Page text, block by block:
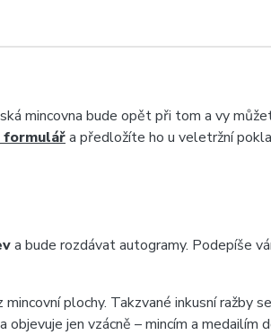
mincovna bude opět při tom a vy
a předložíte ho u veletržní
a bude rozdávat autogramy. Podepíše
plochy. Takzvané inkusní ražby
jen vzácně – mincím a medailím